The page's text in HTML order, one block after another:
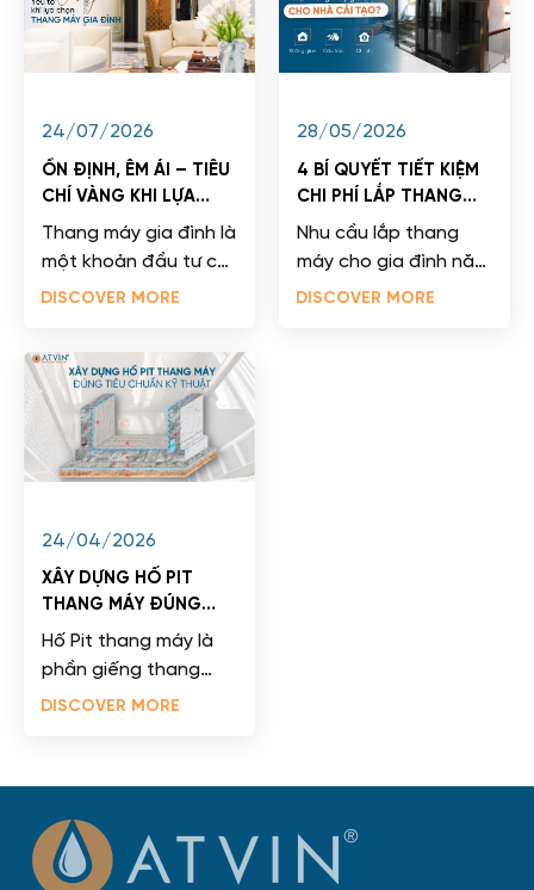
24/07/2026
ỔN ĐỊNH, ÊM ÁI – TIÊU
CHÍ VÀNG KHI LỰA
CHỌN THANG MÁY GIA
Thang máy gia đình là
một khoản đầu tư có
giá trị cao và thường
từ 15-20...
DISCOVER MORE
28/05/2026
4 BÍ QUYẾT TIẾT KIỆM
CHI PHÍ LẮP THANG
MÁY CHO NHÀ CẢI
Nhu cầu lắp thang
máy cho gia đình năm
2026 đang bùng nổ
DISCOVER MORE
24/04/2026
XÂY DỰNG HỐ PIT
THANG MÁY ĐÚNG
TIÊU CHUẨN KỸ THUẬT
Hố Pit thang máy là
phần giếng thang
nằm phía dưới mặt
thiết kế âm...
DISCOVER MORE